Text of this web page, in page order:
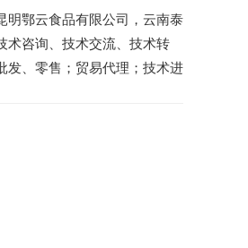
明鄂云食品有限公司，云南泰
术咨询、技术交流、技术转
发、零售；贸易代理；技术进